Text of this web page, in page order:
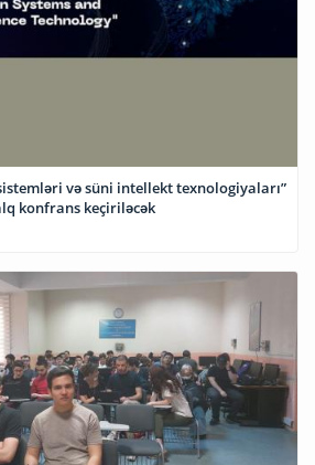
və süni intellekt texnologiyaları”
konfrans keçiriləcək